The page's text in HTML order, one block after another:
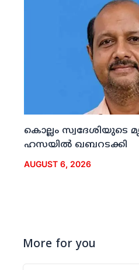
കൊല്ലം
ഹസയില്‍ ഖബറടക്കി
AUGUST 6, 2026
More for you